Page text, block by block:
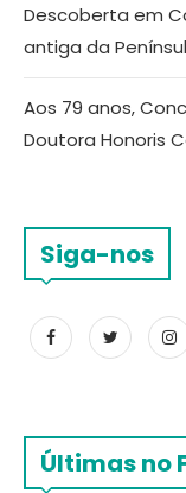
Descoberta em
antiga da
Aos 79 anos,
Doutora Honoris
Siga-nos
Últimas no